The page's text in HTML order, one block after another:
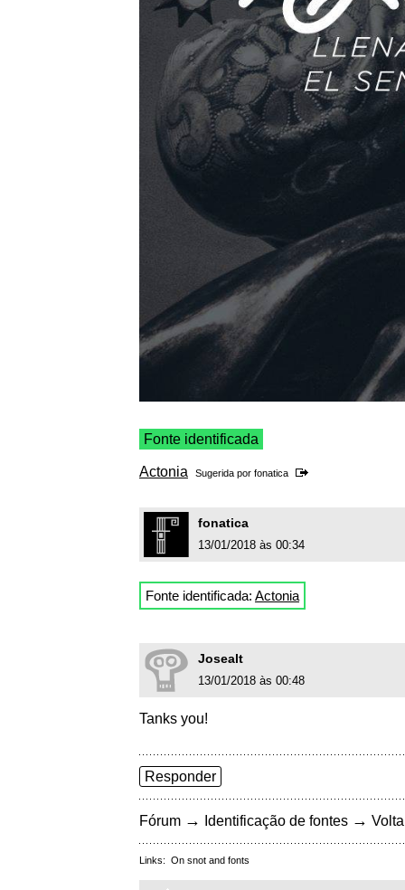
Fonte identificada
Actonia Sugerida por fonatica
fonatica
13/01/2018 às 00:34
Fonte identificada: Actonia
Josealt
13/01/2018 às 00:48
Tanks you!
Responder
Fórum → Identificação de fontes →
Links: On snot and fonts